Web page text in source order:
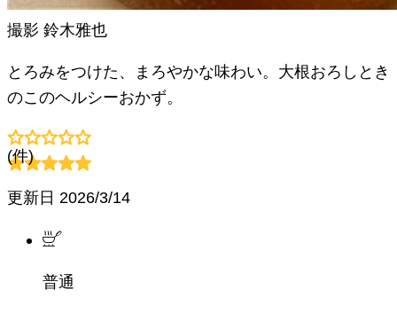
撮影 鈴木雅也
とろみをつけた、まろやかな味わい。大根おろしとき
のこのヘルシーおかず。
(件)
更新日 2026/3/14
普通